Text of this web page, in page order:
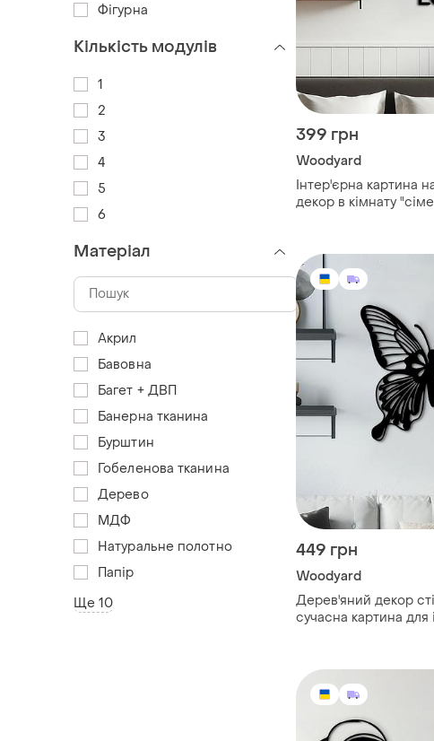
399 грн
Woodyard
Інтер'єрна картина
декор в кімнату
449 грн
Woodyard
Дерев'яний декор
сучасна картина для
см
Фігурна
Кількість модулів
1
2
3
4
5
6
Матеріал
Акрил
Бавовна
Багет + ДВП
Банерна тканина
Бурштин
Гобеленова тканина
Дерево
МДФ
Натуральне полотно
Папір
Ще 10